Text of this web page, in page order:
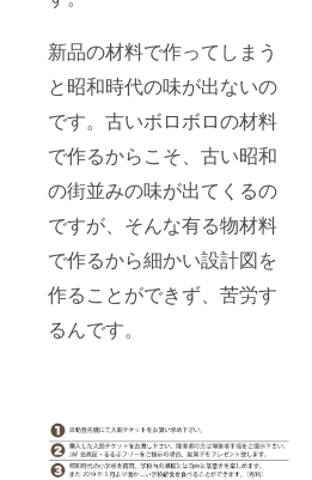
新品の材料で作ってしまう
と昭和時代の味が出ないの
です。古いボロボロの材料
で作るからこそ、古い昭和
の街並みの味が出てくるの
ですが、そんな有る物材料
で作るから細かい設計図を
作ることができず、苦労す
るんです。